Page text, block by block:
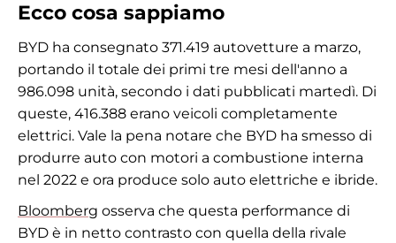
Ecco cosa sappiamo
BYD ha consegnato 371.419 autovetture a marzo,
portando il totale dei primi tre mesi dell'anno a
986.098 unità, secondo i dati pubblicati martedì. Di
queste, 416.388 erano veicoli completamente
elettrici. Vale la pena notare che BYD ha smesso di
produrre auto con motori a combustione interna
nel 2022 e ora produce solo auto elettriche e ibride.
Bloomberg osserva che questa performance di
BYD è in netto contrasto con quella della rivale